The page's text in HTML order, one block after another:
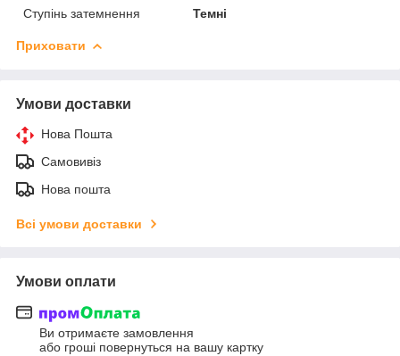
Ступінь затемнення
Темні
Приховати
Умови доставки
Нова Пошта
Самовивіз
Нова пошта
Всі умови доставки
Умови оплати
Ви отримаєте замовлення
або гроші повернуться на вашу картку